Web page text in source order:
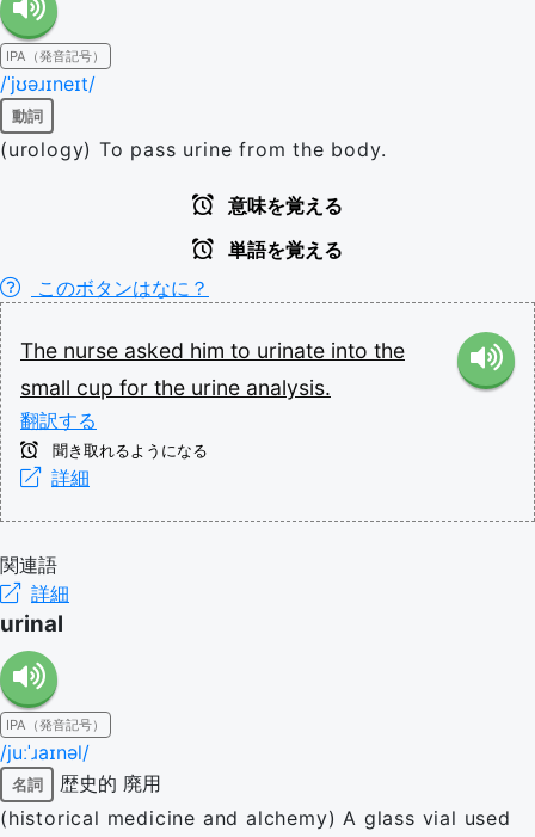
IPA（発音記号）
/ˈjʊəɹɪneɪt/
動詞
(urology) To pass urine from the body.
意味を覚える
単語を覚える
このボタンはなに？
The nurse asked him to urinate into the
small cup for the urine analysis.
翻訳する
聞き取れるようになる
詳細
関連語
詳細
urinal
IPA（発音記号）
/juːˈɹaɪnəl/
名詞 歴史的 廃用
(historical medicine and alchemy) A glass vial used